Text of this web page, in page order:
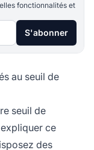
fonctionnalités et
S'abonner
au seuil de
seuil de
ce
des